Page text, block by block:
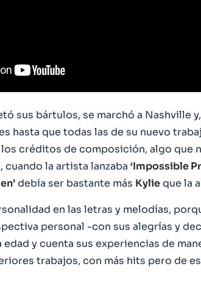
sus bártulos, se marchó a Nashville
hasta que todas las de su nuevo
créditos de composición, algo que
cuando la artista lanzaba ‘Impossible
debía ser bastante más Kylieque la
en las letras y melodías,
personal -con sus alegrías y
edad y cuenta sus experiencias de
trabajos, con más hits pero de